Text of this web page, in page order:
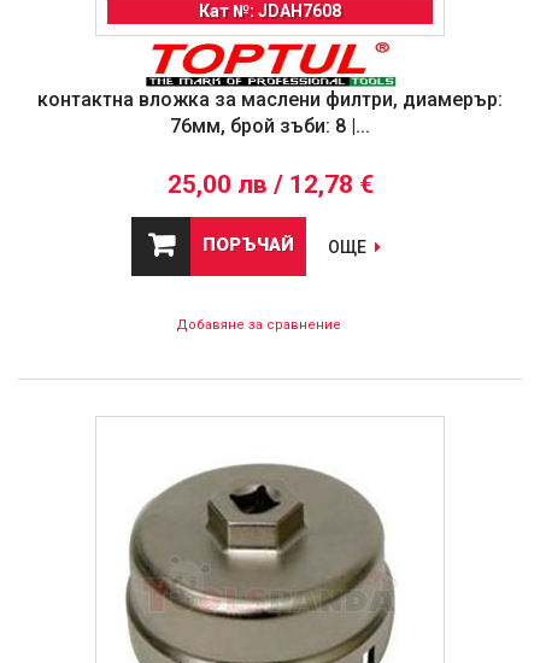
Кат №: JDAH7608
контактна вложка за маслени филтри, диамерър:
76мм, брой зъби: 8 |...
25,00 лв / 12,78 €
ПОРЪЧАЙ ОЩЕ
Добавяне за сравнение